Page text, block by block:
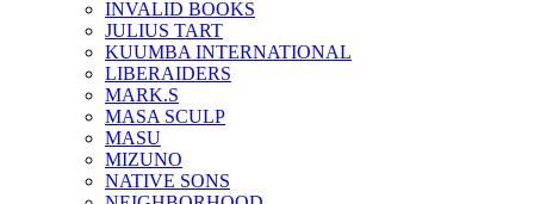
INVALID BOOKS
JULIUS TART
KUUMBA INTERNATIONAL
LIBERAIDERS
MARK.S
MASA SCULP
MASU
MIZUNO
NATIVE SONS